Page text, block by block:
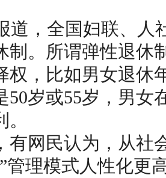
，全国妇联、人
制。所谓弹性退休
权，比如男女退休
50岁或55岁，男女
网民认为，从社
管理模式人性化更